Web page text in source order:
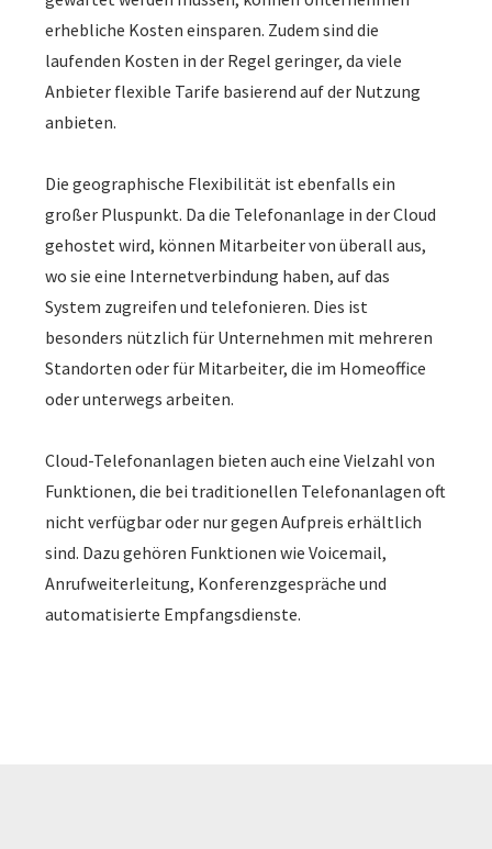
erhebliche Kosten einsparen. Zudem sind die
laufenden Kosten in der Regel geringer, da viele
Anbieter flexible Tarife basierend auf der Nutzung
anbieten.
Die geographische Flexibilität ist ebenfalls ein
großer Pluspunkt. Da die Telefonanlage in der Cloud
gehostet wird, können Mitarbeiter von überall aus,
wo sie eine Internetverbindung haben, auf das
System zugreifen und telefonieren. Dies ist
besonders nützlich für Unternehmen mit mehreren
Standorten oder für Mitarbeiter, die im Homeoffice
oder unterwegs arbeiten.
Cloud-Telefonanlagen bieten auch eine Vielzahl von
Funktionen, die bei traditionellen Telefonanlagen oft
nicht verfügbar oder nur gegen Aufpreis erhältlich
sind. Dazu gehören Funktionen wie Voicemail,
Anrufweiterleitung, Konferenzgespräche und
automatisierte Empfangsdienste.